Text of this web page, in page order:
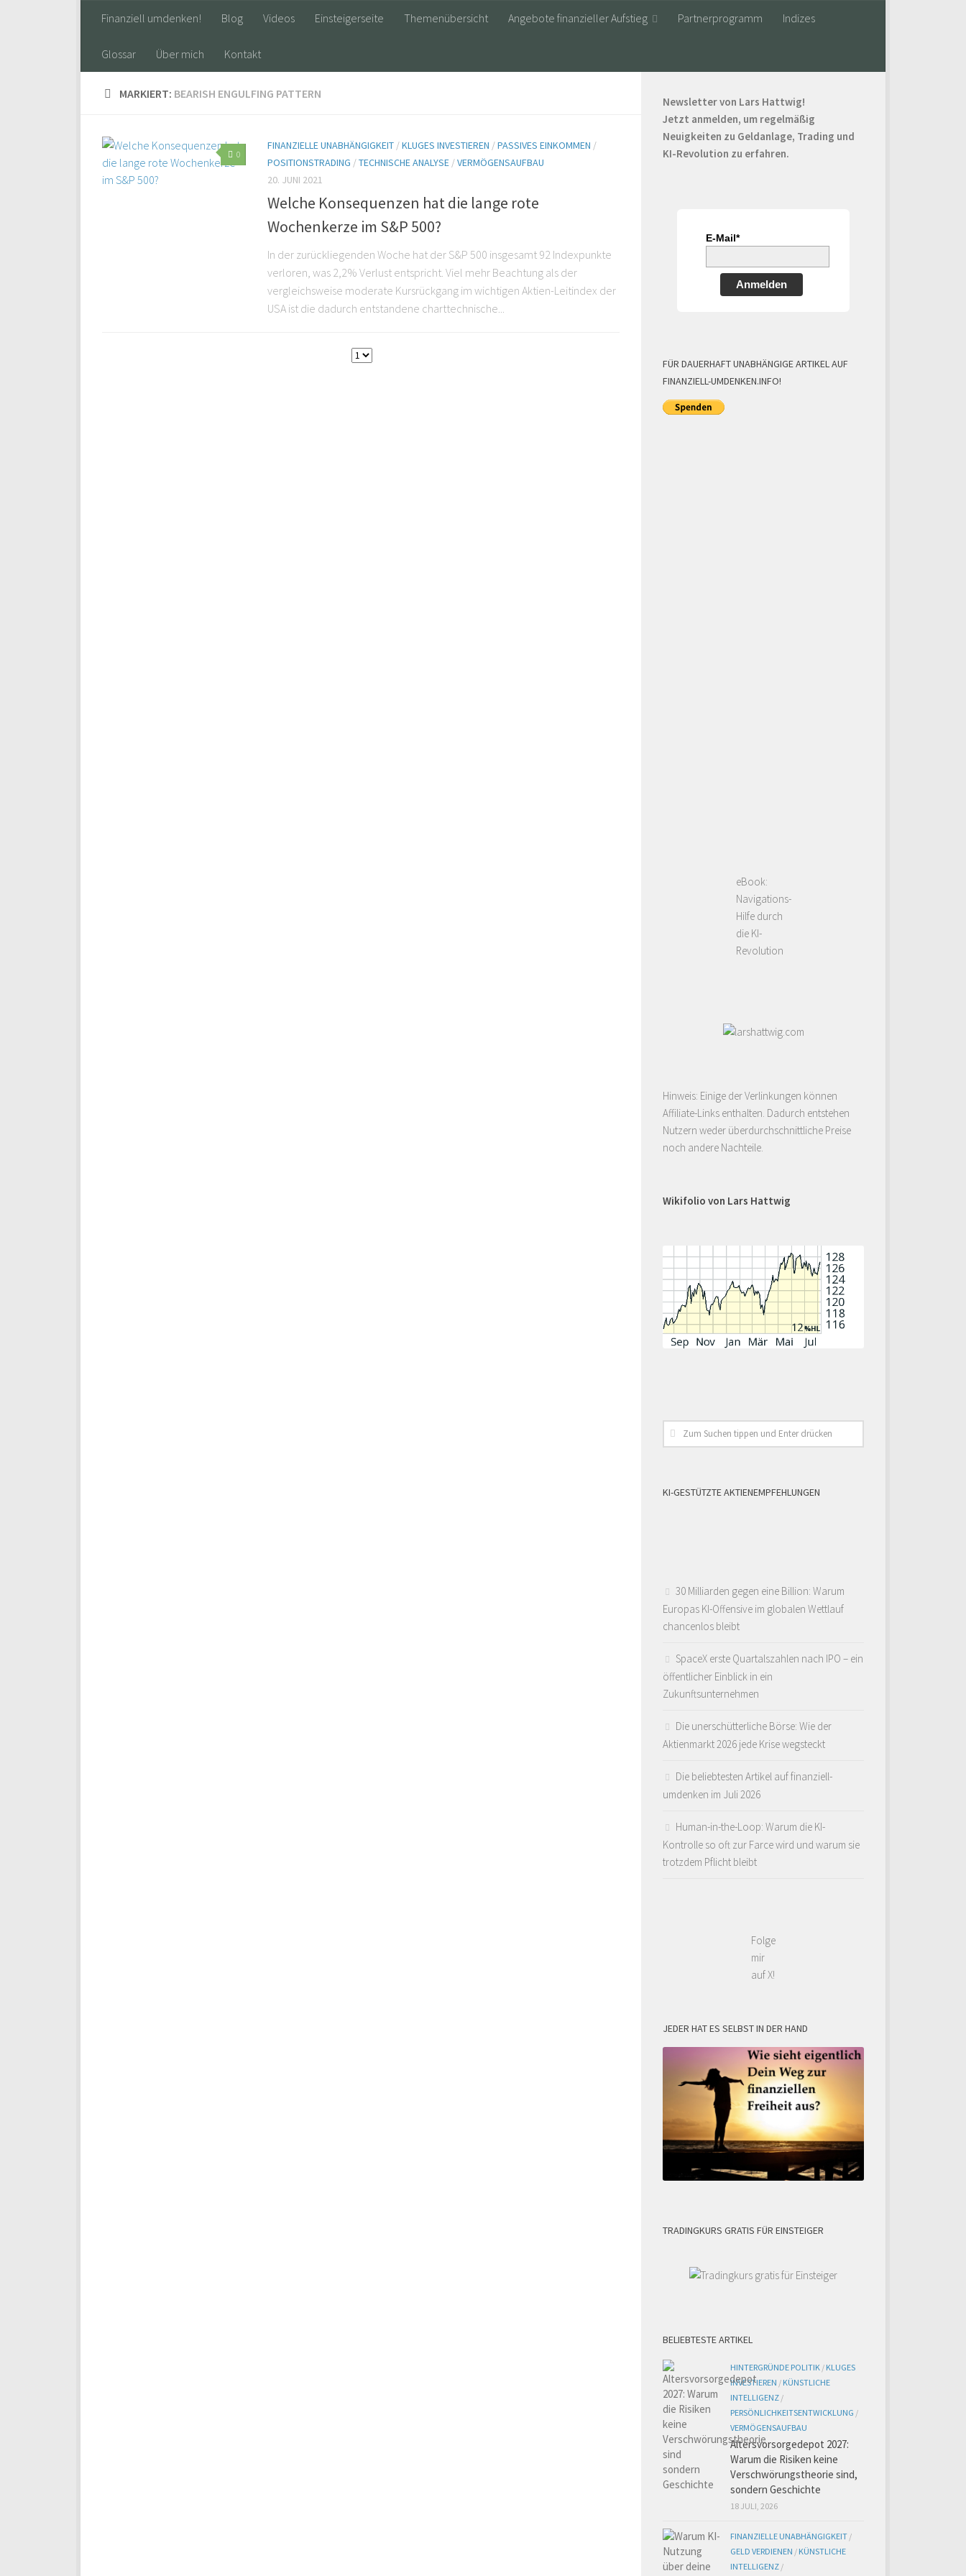
Finanziell umdenken! Blog Videos Einsteigerseite Themenübersicht Angebote finanzieller Aufstieg Partnerprogramm Indizes
Glossar Über mich Kontakt
MARKIERT: BEARISH ENGULFING PATTERN
0
FINANZIELLE UNABHÄNGIGKEIT /KLUGES INVESTIEREN /PASSIVES EINKOMMEN /
POSITIONSTRADING /TECHNISCHE ANALYSE /VERMÖGENSAUFBAU
20. JUNI 2021
Welche Konsequenzen hat die lange rote
Wochenkerze im S&P 500?
In der zurückliegenden Woche hat der S&P 500 insgesamt 92 Indexpunkte
verloren, was 2,2% Verlust entspricht. Viel mehr Beachtung als der
vergleichsweise moderate Kursrückgang im wichtigen Aktien-Leitindex der
USA ist die dadurch entstandene charttechnische...
Newsletter von Lars Hattwig!
Jetzt anmelden, um regelmäßig
Neuigkeiten zu Geldanlage, Trading und
KI-Revolution zu erfahren.
E-Mail*
Anmelden
FÜR DAUERHAFT UNABHÄNGIGE ARTIKEL AUF
FINANZIELL-UMDENKEN.INFO!
eBook:
Navigations-
Hilfe durch
die KI-
Revolution
Hinweis: Einige der Verlinkungen können
Affiliate-Links enthalten. Dadurch entstehen
Nutzern weder überdurchschnittliche Preise
noch andere Nachteile.
Wikifolio von Lars Hattwig
KI-GESTÜTZTE AKTIENEMPFEHLUNGEN
30 Milliarden gegen eine Billion: Warum
Europas KI-Offensive im globalen Wettlauf
chancenlos bleibt
SpaceX erste Quartalszahlen nach IPO – ein
öffentlicher Einblick in ein
Zukunftsunternehmen
Die unerschütterliche Börse: Wie der
Aktienmarkt 2026 jede Krise wegsteckt
Die beliebtesten Artikel auf finanziell-
umdenken im Juli 2026
Human-in-the-Loop: Warum die KI-
Kontrolle so oft zur Farce wird und warum sie
trotzdem Pflicht bleibt
Folge
mir
auf X!
JEDER HAT ES SELBST IN DER HAND
TRADINGKURS GRATIS FÜR EINSTEIGER
BELIEBTESTE ARTIKEL
HINTERGRÜNDE POLITIK / KLUGES
INVESTIEREN / KÜNSTLICHE
INTELLIGENZ /
PERSÖNLICHKEITSENTWICKLUNG /
VERMÖGENSAUFBAU
Altersvorsorgedepot 2027:
Warum die Risiken keine
Verschwörungstheorie sind,
sondern Geschichte
18 JULI, 2026
FINANZIELLE UNABHÄNGIGKEIT /
GELD VERDIENEN / KÜNSTLICHE
INTELLIGENZ /